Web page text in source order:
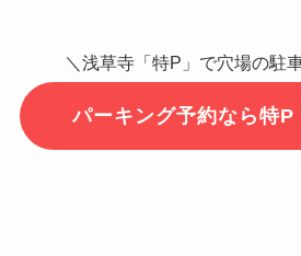
＼浅草寺「特P」で穴場の駐
パーキング予約なら特P